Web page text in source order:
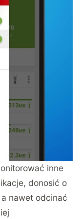
inne
donosić o
nawet odcinać